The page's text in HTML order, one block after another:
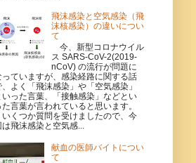
飛沫感染と空気感染（飛
沫核感染）の違いについ
て
今、新型コロナウイル
ス SARS-CoV-2(2019-
nCoV) の流行が問題に
っていますが、感染経路に関する話
、よく「飛沫感染」や「空気感染」
いった言葉、「接触感染」などとい
た言葉が言われていると思います。
くつか質問を受けましたので、今
は飛沫感染と空気感...
献血の医師バイトについ
て